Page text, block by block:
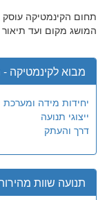
תחום הקינמטיקה
המושג מקום ועד תיאור
מבוא לקינמטיקה -
יחידות מידה ומערכת
ייצוגי תנועה
דרך והעתק
תנועה שוות